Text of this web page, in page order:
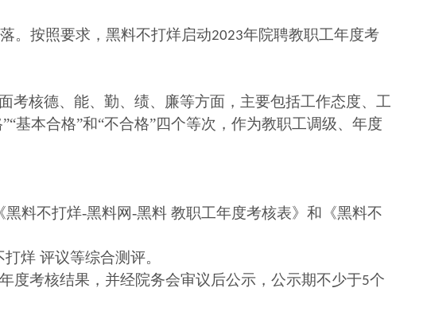
。 按照要求，黑料不打烊启动2023年院聘教职工年度考
考核德、能、勤、绩、廉等方面，主要包括工作态度、工
基本合格”和“不合格”四个等次，作为教职工调级、年度
黑料不打烊-黑料网-黑料 教职工年度考核表》和《黑料不
烊 评议等综合测评。
度考核结果，并经院务会审议后公示，公示期不少于5个